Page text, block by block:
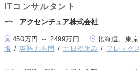
ITコンサルタント
アクセンチュア株式会社
450万円 ～ 2499万円 北海道、東
張
英語力不問 土日祝休み フレック